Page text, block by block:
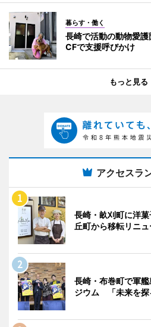
暮らす・働く
長崎で活動の動物愛
CFで支援呼びかけ
もっと見る
アクセスラ
長崎・畝刈町に洋
丘町から移転リニ
長崎・布巻町で軍
ジウム 「未来を探